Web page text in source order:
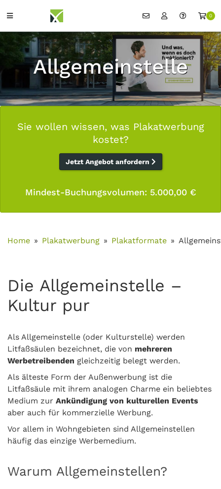
0
Allgemeinstelle
Sie wollen wissen, was Plakatwerbung
kostet?
Jetzt Angebot anfordern
Mindest-Buchungsvolumen: 5.000,00 €
Home Plakatwerbung Plakatformate
Die Allgemeinstelle –
Kultur pur
Als Allgemeinstelle (oder Kulturstelle) werden
Litfaßsäulen bezeichnet, die von mehreren
Werbetreibenden gleichzeitig belegt werden.
Als älteste Form der Außenwerbung ist die
Litfaßsäule mit ihrem analogen Charme ein beliebtes
Medium zur Ankündigung von kulturellen Events
aber auch für kommerzielle Werbung.
Vor allem in Wohngebieten sind Allgemeinstellen
häufig das einzige Werbemedium.
Warum Allgemeinstellen?